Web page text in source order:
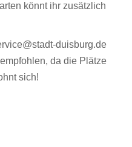
könnt ihr zusätzlich
duisburg.de
da die Plätze
sich!